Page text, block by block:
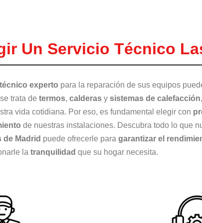
Un Servicio Técnico
experto para la reparación de sus equipos
trata de termos, calderas y sistemas de calefacción
vida cotidiana. Por eso, es fundamental elegir con
de nuestras instalaciones. Descubra todo lo que
de Madrid puede ofrecerle para garantizar el
la tranquilidad que su hogar necesita.